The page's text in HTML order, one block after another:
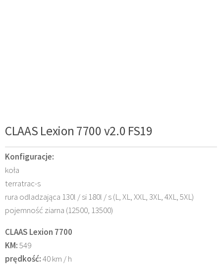
CLAAS Lexion 7700 v2.0 FS19
Konfiguracje:
koła
terratrac-s
rura odladzająca 130l / si 180l / s (L, XL, XXL, 3XL, 4XL, 5XL)
pojemność ziarna (12500, 13500)
CLAAS Lexion 7700
KM:549
prędkość:40 km / h